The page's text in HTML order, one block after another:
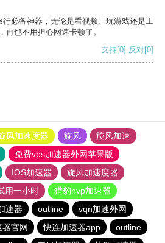
必备神器，无论是看视频、玩游戏还是工
再也不用担心网速卡顿了。
支持[0] 反对[0]
风加速度器 旋风
旋风加速
免费vps加速器外网苹果版
IOS加速器
旋风加速度器
用一小时
猎豹nvp加速器
速器 outline
vqn加速外网
器官网 快连加速器app
outline